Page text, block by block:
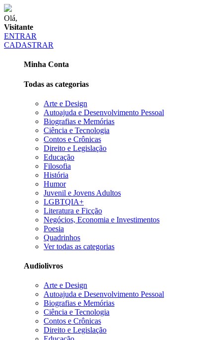
Olá,
Visitante
ENTRAR
CADASTRAR
Minha Conta
Todas as categorias
Arte e Design
Autoajuda e Desenvolvimento Pessoal
Biografias e Memórias
Ciência e Tecnologia
Contos e Crônicas
Direito e Legislação
Educação
Filosofia
História
Humor
Juvenil e Jovens Adultos
LGBTQIA+
Literatura e Ficção
Negócios, Economia e Investimentos
Poesia
Quadrinhos
Ver todas as categorias
Audiolivros
Arte e Design
Autoajuda e Desenvolvimento Pessoal
Biografias e Memórias
Ciência e Tecnologia
Contos e Crônicas
Direito e Legislação